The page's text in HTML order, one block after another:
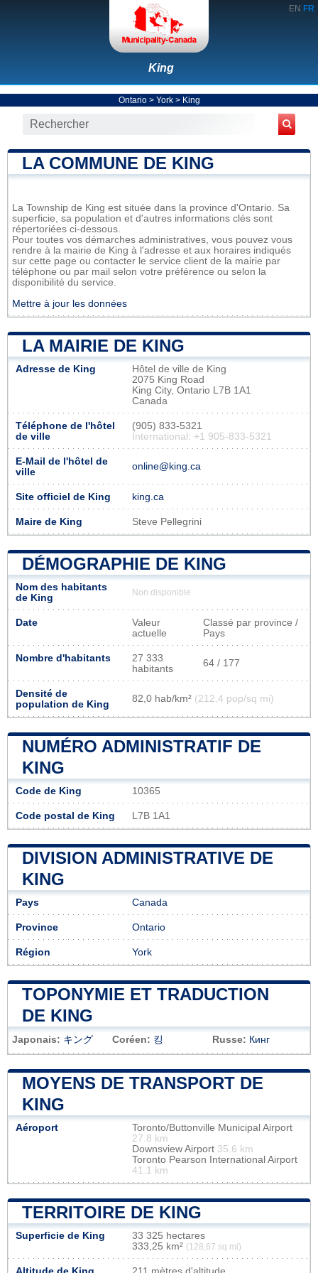
EN FR
King
Ontario> York> King
LA COMMUNE DE KING
La Township de King est située dans la province d'Ontario. Sa
superficie, sa population et d'autres informations clés sont
répertoriées ci-dessous.
Pour toutes vos démarches administratives, vous pouvez vous
rendre à la mairie de King à l'adresse et aux horaires indiqués
sur cette page ou contacter le service client de la mairie par
téléphone ou par mail selon votre préférence ou selon la
disponibilité du service.
Mettre à jour les données
LA MAIRIE DE KING
Adresse de King
Hôtel de ville de King
2075 King Road
King City, Ontario L7B 1A1
Canada
Téléphone de l'hôtel
de ville
(905) 833-5321
International: +1 905-833-5321
E-Mail de l'hôtel de
ville
online@king.ca
Site officiel de King king.ca
Maire de King Steve Pellegrini
DÉMOGRAPHIE DE KING
Nom des habitants
de King
Non disponible
Date
Valeur
actuelle
Classé par province /
Pays
Nombre d'habitants
27 333
habitants
64 / 177
Densité de
population de King
82,0 hab/km² (212,4 pop/sq mi)
NUMÉRO ADMINISTRATIF DE
KING
Code de King 10365
Code postal de King L7B 1A1
DIVISION ADMINISTRATIVE DE
KING
Pays Canada
Province Ontario
Région York
TOPONYMIE ET TRADUCTION
DE KING
Japonais: キング Coréen: 킹 Russe: Кинг
MOYENS DE TRANSPORT DE
KING
Aéroport
Toronto/Buttonville Municipal Airport
27.8 km
Downsview Airport 35.6 km
Toronto Pearson International Airport
41.1 km
TERRITOIRE DE KING
Superficie de King
33 325 hectares
333,25 km² (128,67 sq mi)